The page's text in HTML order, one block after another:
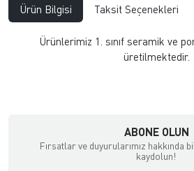
Ürün Bilgisi Taksit Seçenekleri
Ürünlerimiz 1. sınıf seramik ve
üretilmektedir.
ABONE OLUN
Fırsatlar ve duyurularımız hakkında
kaydolun!